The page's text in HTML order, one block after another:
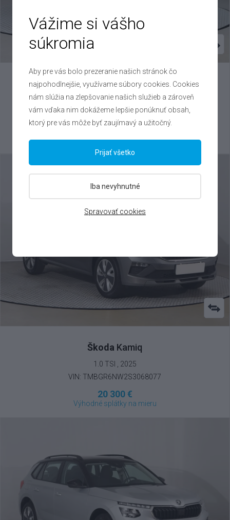
ŠkodaKamiq
1.0 TSI , 2025
VIN: TMBGR6NW4S3058134
19 500 €
Výhodné splátky na mieru
Škoda Kamiq
1.0 TSI , 2025
VIN: TMBGR6NW2S3068077
20 300 €
Výhodné splátky na mieru
Vážime si vášho
súkromia
Aby pre vás bolo prezeranie našich stránok čo
najpohodlnejšie, využívame súbory cookies. Cookies
nám slúžia na zlepšovanie našich služieb a zároveň
vám vďaka nim dokážeme lepšie ponúknuť obsah,
ktorý pre vás môže byť zaujímavý a užitočný.
Spravovať cookies
Iba nevyhnutné
Prijať všetko